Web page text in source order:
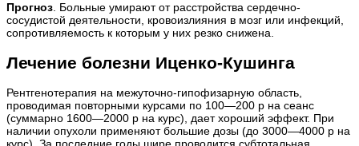
Прогноз. Больные умирают от расстройства сердечно-
сосудистой деятельности, кровоизлияния в мозг или инфекций,
сопротивляемость к которым у них резко снижена.
Лечение болезни Иценко-Кушинга
Рентгенотерапия на межуточно-гипофизарную область,
проводимая повторными курсами по 100—200 р на сеанс
(суммарно 1600—2000 р на курс), дает хороший эффект. При
наличии опухоли применяют большие дозы (до 3000—4000 р на